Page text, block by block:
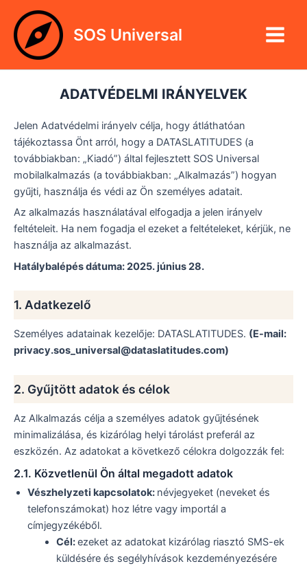
content
SOS Universal
Menu
ADATVÉDELMI IRÁNYELVEK
Jelen Adatvédelmi irányelv célja, hogy átláthatóan
tájékoztassa Önt arról, hogy a DATASLATITUDES (a
továbbiakban: „Kiadó”) által fejlesztett SOS Universal
mobilalkalmazás (a továbbiakban: „Alkalmazás”) hogyan
gyűjti, használja és védi az Ön személyes adatait.
Az alkalmazás használatával elfogadja a jelen irányelv
feltételeit. Ha nem fogadja el ezeket a feltételeket, kérjük, ne
használja az alkalmazást.
Hatálybalépés dátuma: 2025. június 28.
1. Adatkezelő
Személyes adatainak kezelője: DATASLATITUDES. (E-mail:
privacy.sos_universal@dataslatitudes.com)
2. Gyűjtött adatok és célok
Az Alkalmazás célja a személyes adatok gyűjtésének
minimalizálása, és kizárólag helyi tárolást preferál az
eszközén. Az adatokat a következő célokra dolgozzák fel:
2.1. Közvetlenül Ön által megadott adatok
Vészhelyzeti kapcsolatok: névjegyeket (neveket és
telefonszámokat) hoz létre vagy importál a
címjegyzékéből.
Cél:ezeket az adatokat kizárólag riasztó SMS-ek
küldésére és segélyhívások kezdeményezésére